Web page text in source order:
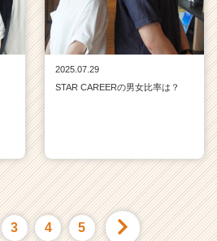
2025.07.29
STAR CAREERの男女比率は？
3 4 5